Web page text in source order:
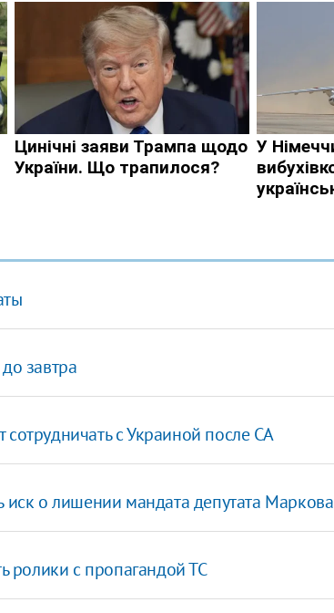
завтра
с Украиной после СА
иск о лишении мандата депутата Маркова
ролики с пропагандой ТС